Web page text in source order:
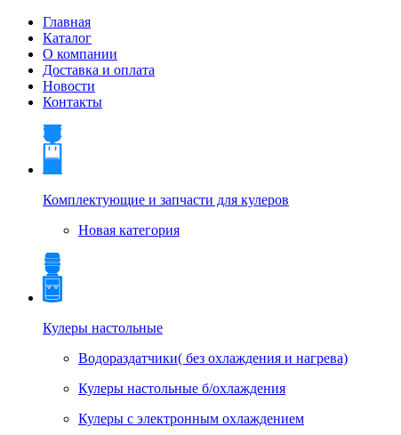
Главная
Каталог
О компании
Доставка и оплата
Новости
Контакты
Комплектующие и запчасти для кулеров
Новая категория
Кулеры настольные
Водораздатчики( без охлаждения и нагрева)
Кулеры настольные б/охлаждения
Кулеры с электронным охлаждением